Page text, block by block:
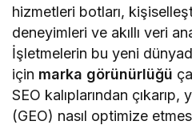
hizmetleri botları,
deneyimleri ve akıllı veri
İşletmelerin bu yeni
için marka görünürlüğü
SEO kalıplarından
(GEO) nasıl optimize